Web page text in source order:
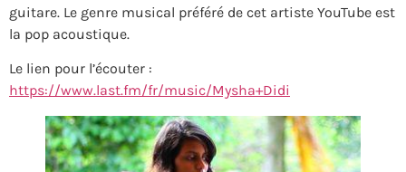
guitare. Le genre musical préféré de cet artiste YouTube est
la pop acoustique.
Le lien pour l’écouter :
https://www.last.fm/fr/music/Mysha+Didi